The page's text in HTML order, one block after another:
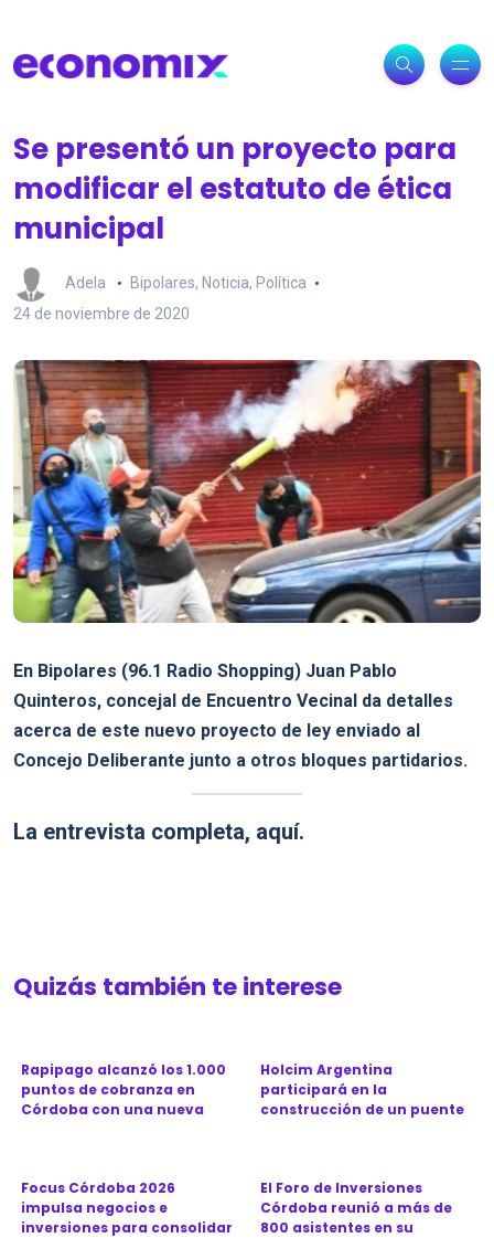
Se presentó un proyecto para
modificar el estatuto de ética
municipal
Adela Bipolares, Noticia, Política
24 de noviembre de 2020
En Bipolares (96.1 Radio Shopping) Juan Pablo
Quinteros, concejal de Encuentro Vecinal da detalles
acerca de este nuevo proyecto de ley enviado al
Concejo Deliberante junto a otros bloques partidarios.
La entrevista completa, aquí.
Quizás también te interese
Rapipago alcanzó los 1.000
puntos de cobranza en
Córdoba con una nueva
Holcim Argentina
participará en la
construcción de un puente
Focus Córdoba 2026
impulsa negocios e
inversiones para consolidar
El Foro de Inversiones
Córdoba reunió a más de
800 asistentes en su